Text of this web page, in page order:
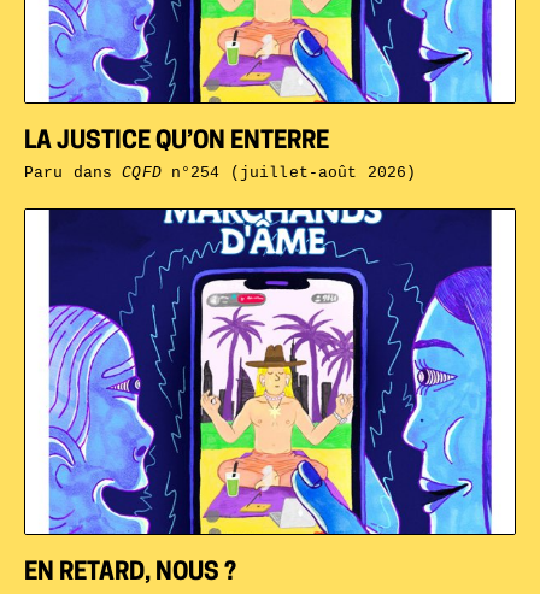
EN RETARD, NOUS ?
LA JUSTICE QU’ON ENTERRE
Paru dansCQFDn°254 (juillet-août 2026)